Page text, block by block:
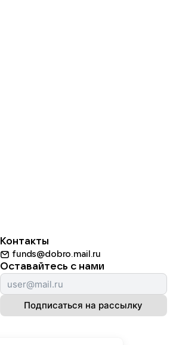
Контакты
funds@dobro.mail.ru
Оставайтесь с нами
Подписаться на рассылку